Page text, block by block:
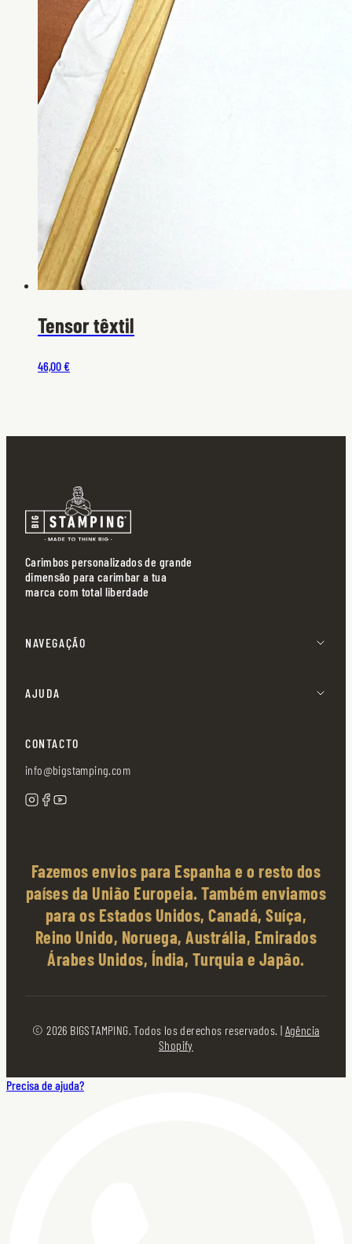
Tensor têxtil
46,00 €
Carimbos personalizados de grande
dimensão para carimbar a tua
marca com total liberdade
NAVEGAÇÃO
AJUDA
CONTACTO
info@bigstamping.com
Fazemos envios para Espanha e o resto dos
países da União Europeia. Também enviamos
para os Estados Unidos, Canadá, Suíça,
Reino Unido, Noruega, Austrália, Emirados
Árabes Unidos, Índia, Turquia e Japão.
© 2026 BIGSTAMPING. Todos los derechos reservados. | Agência
Shopify
Precisa de ajuda?